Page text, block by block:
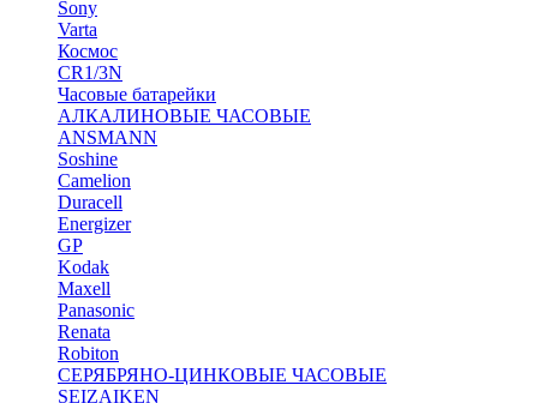
Sony
Varta
Космос
CR1/3N
Часовые батарейки
АЛКАЛИНОВЫЕ ЧАСОВЫЕ
ANSMANN
Soshine
Camelion
Duracell
Energizer
GP
Kodak
Maxell
Panasonic
Renata
Robiton
СЕРЯБРЯНО-ЦИНКОВЫЕ ЧАСОВЫЕ
SEIZAIKEN